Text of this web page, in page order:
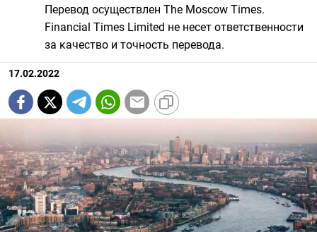
Перевод осуществлен The Moscow Times.
Financial Times Limited не несет ответственности
за качество и точность перевода.
17.02.2022